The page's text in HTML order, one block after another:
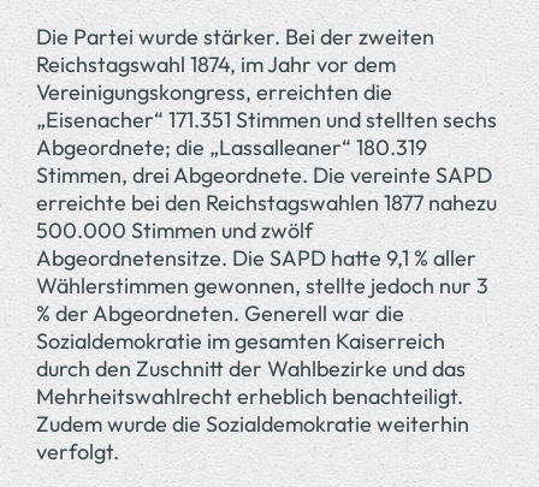
Die Partei wurde stärker. Bei der zweiten
Reichstagswahl 1874, im Jahr vor dem
Vereinigungskongress, erreichten die
„Eisenacher“ 171.351 Stimmen und stellten sechs
Abgeordnete; die „Lassalleaner“ 180.319
Stimmen, drei Abgeordnete. Die vereinte SAPD
erreichte bei den Reichstagswahlen 1877 nahezu
500.000 Stimmen und zwölf
Abgeordnetensitze. Die SAPD hatte 9,1 % aller
Wählerstimmen gewonnen, stellte jedoch nur 3
% der Abgeordneten. Generell war die
Sozialdemokratie im gesamten Kaiserreich
durch den Zuschnitt der Wahlbezirke und das
Mehrheitswahlrecht erheblich benachteiligt.
Zudem wurde die Sozialdemokratie weiterhin
verfolgt.